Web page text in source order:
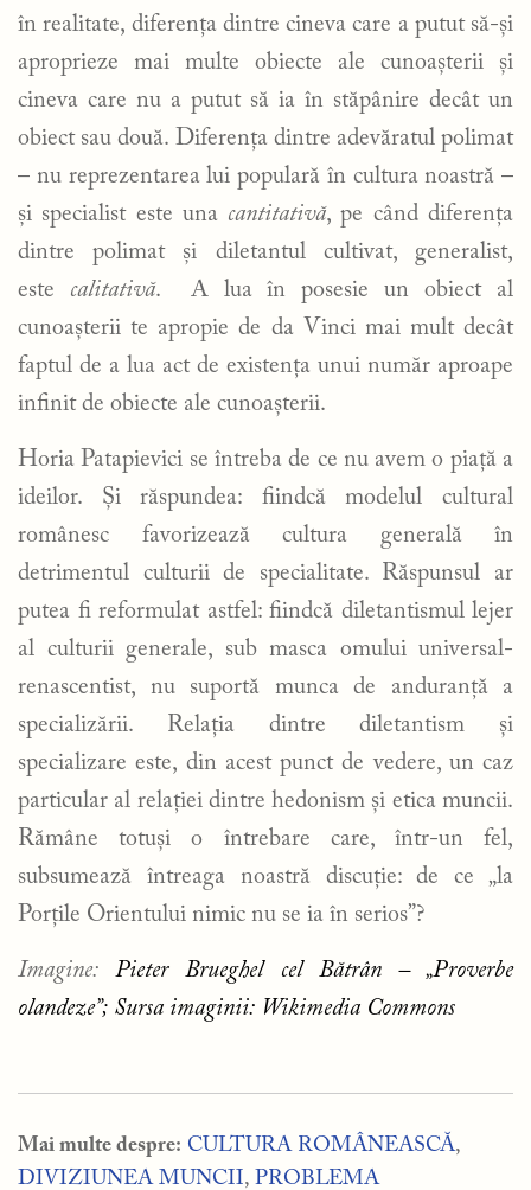
în realitate, diferența dintre cineva care a putut să-și
aproprieze mai multe obiecte ale cunoașterii și
cineva care nu a putut să ia în stăpânire decât un
obiect sau două. Diferența dintre adevăratul polimat
– nu reprezentarea lui populară în cultura noastră –
și specialist este una cantitativă, pe când diferența
dintre polimat și diletantul cultivat, generalist,
este calitativă. A lua în posesie un obiect al
cunoașterii te apropie de da Vinci mai mult decât
faptul de a lua act de existența unui număr aproape
infinit de obiecte ale cunoașterii.
Horia Patapievici se întreba de ce nu avem o piață a
ideilor. Și răspundea: fiindcă modelul cultural
românesc favorizează cultura generală în
detrimentul culturii de specialitate. Răspunsul ar
putea fi reformulat astfel: fiindcă diletantismul lejer
al culturii generale, sub masca omului universal-
renascentist, nu suportă munca de anduranță a
specializării. Relația dintre diletantism și
specializare este, din acest punct de vedere, un caz
particular al relației dintre hedonism și etica muncii.
Rămâne totuși o întrebare care, într-un fel,
subsumează întreaga noastră discuție: de ce „la
Porțile Orientului nimic nu se ia în serios”?
Imagine:
Pieter Brueghel cel Bătrân – „Proverbe
olandeze”; Sursa imaginii: Wikimedia Commons
Mai multe despre: CULTURA ROMÂNEASCĂ,
DIVIZIUNEA MUNCII, PROBLEMA